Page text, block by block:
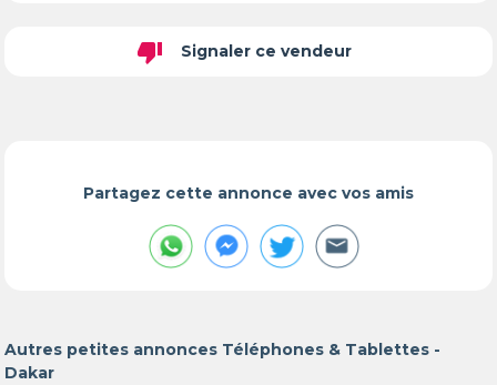
thumb_down Signaler ce vendeur
Partagez cette annonce avec vos amis
Autres petites annonces Téléphones & Tablettes -
Dakar